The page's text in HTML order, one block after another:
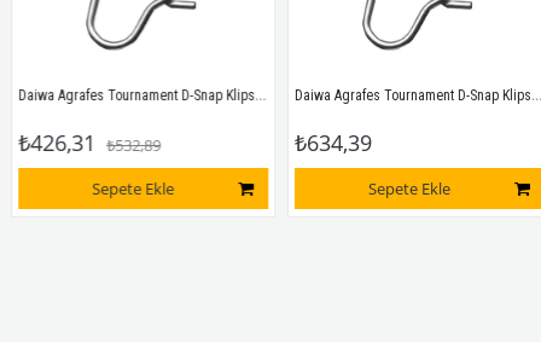
Daiwa Agrafes Tournament D-Snap Klips Small
₺426,31
₺532,89
Sepete Ekle
Daiwa Agrafes Tournament D-Snap Klips Large
₺634,39
Sepete Ekle